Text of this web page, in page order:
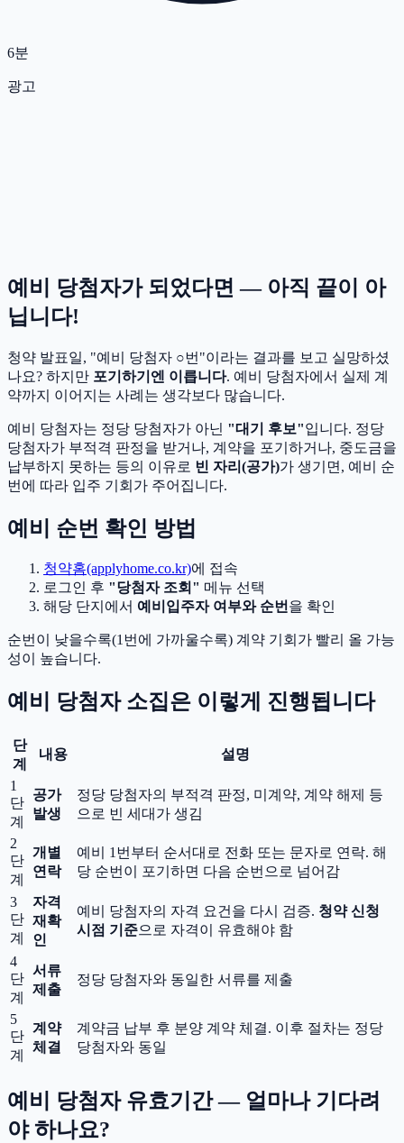
6분
광고
예비 당첨자가 되었다면 — 아직 끝이 아
닙니다!
청약 발표일, "예비 당첨자 ○번"이라는 결과를 보고 실망하셨
나요? 하지만 포기하기엔 이릅니다. 예비 당첨자에서 실제 계
약까지 이어지는 사례는 생각보다 많습니다.
예비 당첨자는 정당 당첨자가 아닌 "대기 후보"입니다. 정당
당첨자가 부적격 판정을 받거나, 계약을 포기하거나, 중도금을
납부하지 못하는 등의 이유로 빈 자리(공가)가 생기면, 예비 순
번에 따라 입주 기회가 주어집니다.
예비 순번 확인 방법
청약홈(applyhome.co.kr)에 접속
로그인 후 "당첨자 조회" 메뉴 선택
해당 단지에서 예비입주자 여부와 순번을 확인
순번이 낮을수록(1번에 가까울수록) 계약 기회가 빨리 올 가능
성이 높습니다.
예비 당첨자 소집은 이렇게 진행됩니다
단
계
내용 설명
1
단
계
공가
발생
정당 당첨자의 부적격 판정, 미계약, 계약 해제 등
으로 빈 세대가 생김
2
단
계
개별
연락
예비 1번부터 순서대로 전화 또는 문자로 연락. 해
당 순번이 포기하면 다음 순번으로 넘어감
3
단
계
자격
재확
인
예비 당첨자의 자격 요건을 다시 검증. 청약 신청
시점 기준으로 자격이 유효해야 함
4
단
계
서류
제출
정당 당첨자와 동일한 서류를 제출
5
단
계
계약
체결
계약금 납부 후 분양 계약 체결. 이후 절차는 정당
당첨자와 동일
예비 당첨자 유효기간 — 얼마나 기다려
야 하나요?